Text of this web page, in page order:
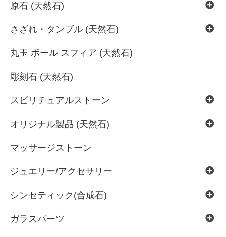
原石 (天然石)
さざれ・タンブル (天然石)
丸玉 ボール スフィア (天然石)
彫刻石 (天然石)
スピリチュアルストーン
オリジナル製品 (天然石)
マッサージストーン
ジュエリー/アクセサリー
シンセティック(合成石)
ガラスパーツ